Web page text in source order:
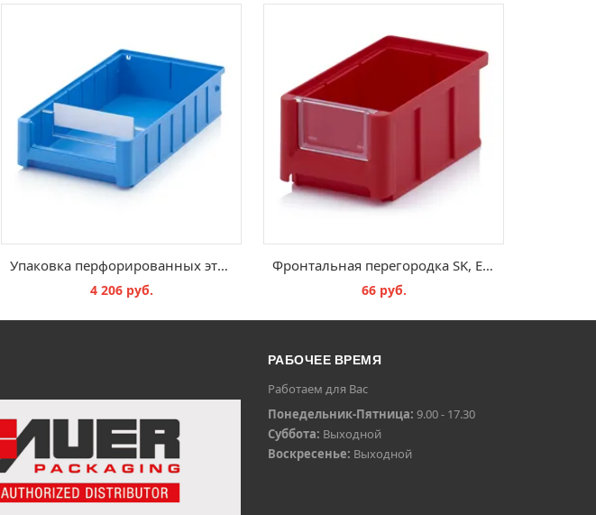
Упаковка перфорированных этикеток RK, QT PE 209
4 206 руб.
Фронтальная перегородка SK, ES 2
66 руб.
РАБОЧЕЕ ВРЕМЯ
Работаем для Вас
Понедельник-Пятница: 9.00 - 17.30
Суббота: Выходной
Воскресенье: Выходной